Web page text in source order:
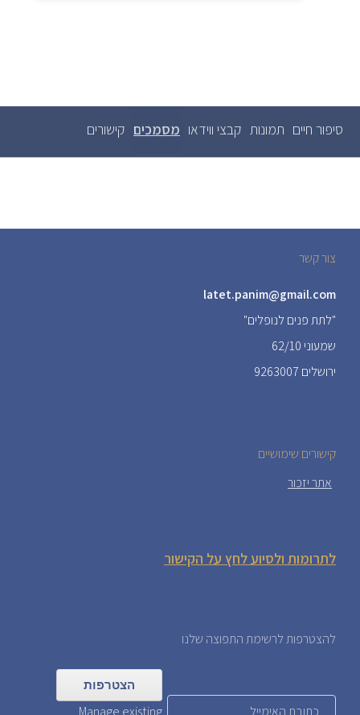
לשוניות
ראשיות
סיפור חיים תמונות קבצי ווידאו מסמכים (לשונית
קישורים
צור קשר
latet.panim@gmail.com
"לתת פנים לנופלים"
שמעוני 62/10
ירושלים 9263007
קישורים שימושיים
אתר יזכור
לתרומות ולסיוע לחץ על הקישור
להצטרפות לרשימת התפוצה שלנו
Manage existing